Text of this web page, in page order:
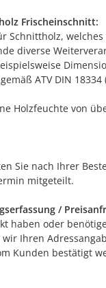
Frischeinschnitt:
Schnittholz,
diverse
ATV DIN
Holzfeuchte von
Sie nach Ihrer
mitgeteilt.
/
haben oder
Ihren
Kunden bestätigt